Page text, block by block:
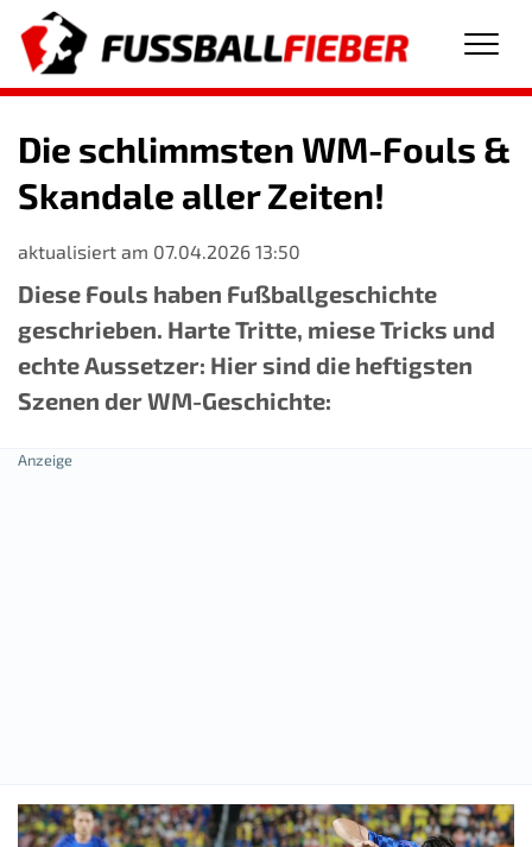
Die schlimmsten WM-Fouls &
Skandale aller Zeiten!
aktualisiert am 07.04.2026 13:50
Diese Fouls haben Fußballgeschichte
geschrieben. Harte Tritte, miese Tricks und
echte Aussetzer: Hier sind die heftigsten
Szenen der WM-Geschichte: